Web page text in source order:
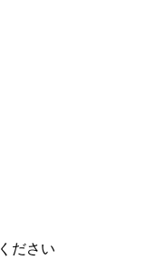
ださい